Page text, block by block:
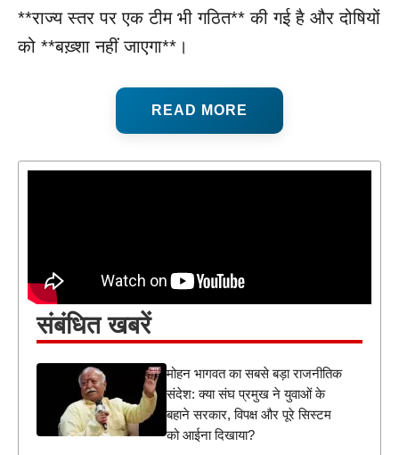
**राज्य स्तर पर एक टीम भी गठित** की गई है और दोषियों
को **बख़्शा नहीं जाएगा**।
READ MORE
संबंधित खबरें
मोहन भागवत का सबसे बड़ा राजनीतिक
संदेश: क्या संघ प्रमुख ने युवाओं के
बहाने सरकार, विपक्ष और पूरे सिस्टम
को आईना दिखाया?